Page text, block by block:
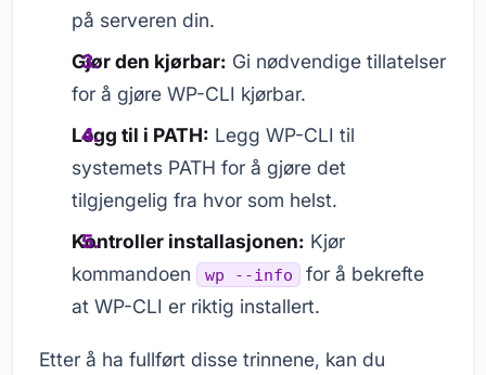
på serveren din.
Gjør den kjørbar: Gi nødvendige tillatelser
for å gjøre WP-CLI kjørbar.
Legg til i PATH: Legg WP-CLI til
systemets PATH for å gjøre det
tilgjengelig fra hvor som helst.
Kontroller installasjonen: Kjør
kommandoen wp --info
for å bekrefte
at WP-CLI er riktig installert.
Etter å ha fullført disse trinnene, kan du